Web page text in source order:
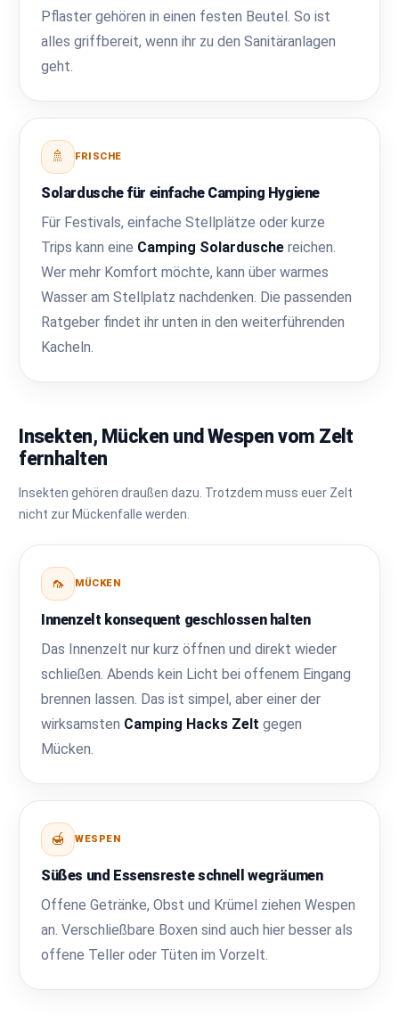
Pflaster gehören in einen festen Beutel. So ist
alles griffbereit, wenn ihr zu den Sanitäranlagen
geht.
🚿 FRISCHE
Solardusche für einfache Camping Hygiene
Für Festivals, einfache Stellplätze oder kurze
Trips kann eine Camping Solardusche reichen.
Wer mehr Komfort möchte, kann über warmes
Wasser am Stellplatz nachdenken. Die passenden
Ratgeber findet ihr unten in den weiterführenden
Kacheln.
Insekten, Mücken und Wespen vom Zelt
fernhalten
Insekten gehören draußen dazu. Trotzdem muss euer Zelt
nicht zur Mückenfalle werden.
🦟 MÜCKEN
Innenzelt konsequent geschlossen halten
Das Innenzelt nur kurz öffnen und direkt wieder
schließen. Abends kein Licht bei offenem Eingang
brennen lassen. Das ist simpel, aber einer der
wirksamsten Camping Hacks Zelt gegen
Mücken.
🍯 WESPEN
Süßes und Essensreste schnell wegräumen
Offene Getränke, Obst und Krümel ziehen Wespen
an. Verschließbare Boxen sind auch hier besser als
offene Teller oder Tüten im Vorzelt.